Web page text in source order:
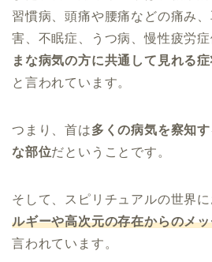
習慣病、頭痛や腰痛などの痛み
害、不眠症、うつ病、慢性疲労
まな病気の方に共通して見れる
と言われています。
つまり、首は多くの病気を察知
な部位だということです。
そして、スピリチュアルの世界
ルギーや高次元の存在からのメ
言われています。